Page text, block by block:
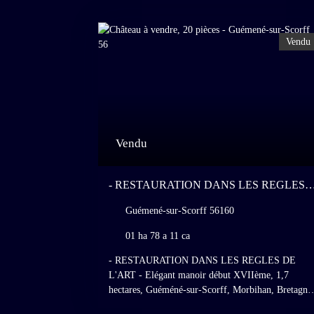
Vendu
Vendu
- RESTAURATION DANS LES REGLES
XVIIÈME, 1,7 HECTARES, GUÉMÉNÉ-
SUR-SCORFF, MORBIHAN, BRETAGNE.
Guémené-sur-Scorff 56160
01 ha 78 a 11 ca
- RESTAURATION DANS LES REGLES DE
L'ART - Elégant manoir début XVIIème, 1,7
hectares, Guéméné-sur-Scorff, Morbihan, Bretagne.